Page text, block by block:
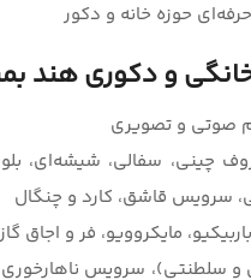
حوزه خانه و دکور
خانگی و دکوری هند
صوتی و تصویری
چینی، سفالی، شیشه‌ای،
سرویس قاشق، کارد و چنگال
مایکروویو، فر و اجاق
و سلطنتی)، سرویس